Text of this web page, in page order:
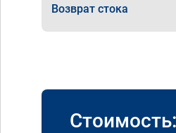
Возврат стока
Стоимость: